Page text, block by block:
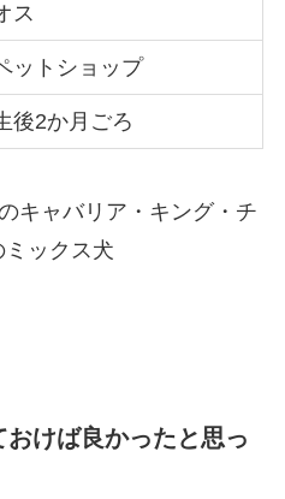
ス
ットショップ
後2か月ごろ
キャバリア・キング・チ
ックス犬
けば良かったと思っ